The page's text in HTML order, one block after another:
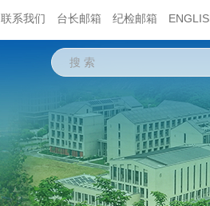
联系我们 台长邮箱 纪检邮箱